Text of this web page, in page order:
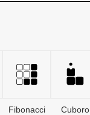
Fibonacci Cuboro